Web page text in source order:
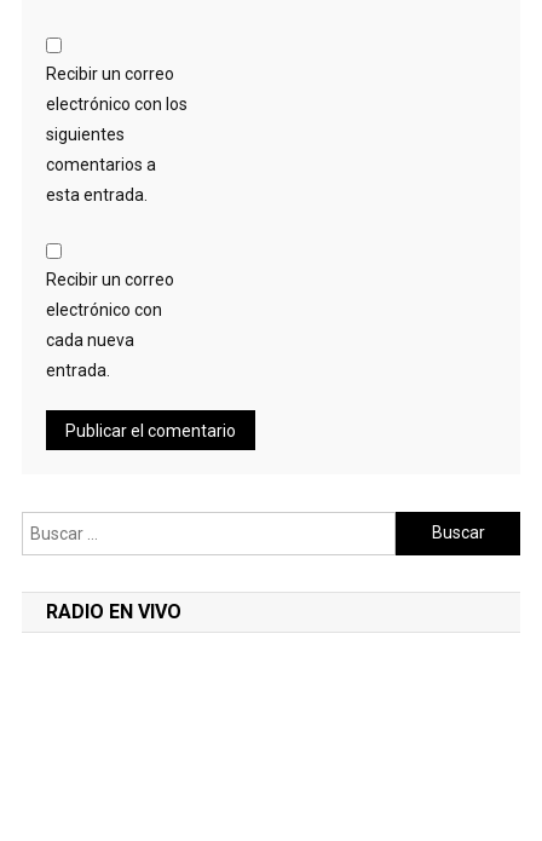
Recibir un correo
electrónico con los
siguientes
comentarios a
esta entrada.
Recibir un correo
electrónico con
cada nueva
entrada.
Buscar:
RADIO EN VIVO